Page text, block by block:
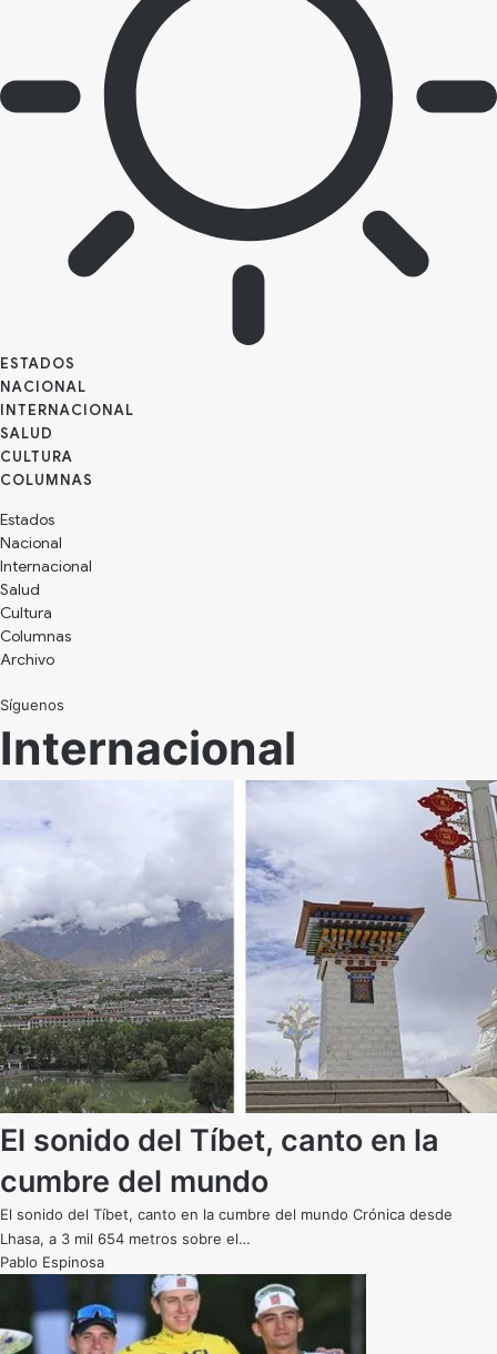
ESTADOS
NACIONAL
INTERNACIONAL
SALUD
CULTURA
Estados
Nacional
Internacional
Salud
Cultura
Archivo
Síguenos
Internacional
El sonido del Tíbet, canto en la
cumbre del mundo
El sonido del Tíbet, canto en la cumbre del mundo Crónica desde
Lhasa, a 3 mil 654 metros sobre el…
Pablo Espinosa